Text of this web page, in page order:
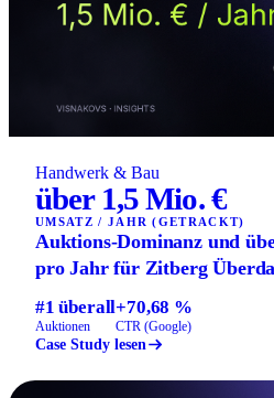
Handwerk & Bau
über 1,5 Mio. €
UMSATZ / JAHR (GETRACKT)
Auktions-Dominanz und
pro Jahr für Zitberg
#1 überall
Auktionen
+70,68 %
CTR (Google)
Case Study lesen